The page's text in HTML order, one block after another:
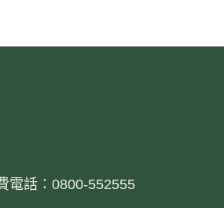
電話：0800-552555